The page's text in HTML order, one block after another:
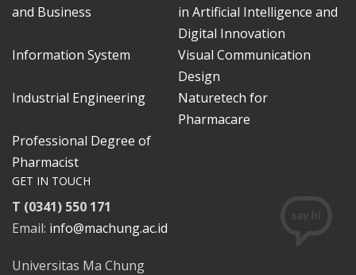
and Business
in Artificial Intelligence and
Digital Innovation
Information System
Visual Communication
Design
Industrial Engineering
Naturetech for
Pharmacare
Professional Degree of
Pharmacist
GET IN TOUCH
T (0341) 550 171
Email: info@machung.ac.id
Universitas Ma Chung